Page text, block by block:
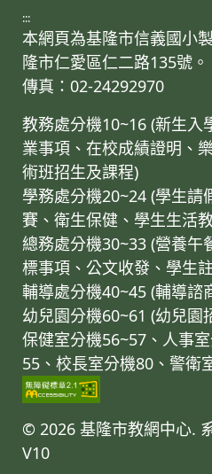
:::
本網頁為基隆市信義國小
隆市仁愛區仁二路135號
傳真：02-24292970
教務處分機10~16 (新生入
業事項、在校成績證明、
術班招生及課程)
學務處分機20~24 (學生請
賽、衛生保健、學生生活
總務處分機30~33 (營養午
標事項、公文收發、學生
輔導處分機40~45 (輔導諮
幼兒園分機60~61 (幼兒園
保健室分機56~57、人事
55、校長室分機80、警衛
© 2026 基隆市教網中心.
V10